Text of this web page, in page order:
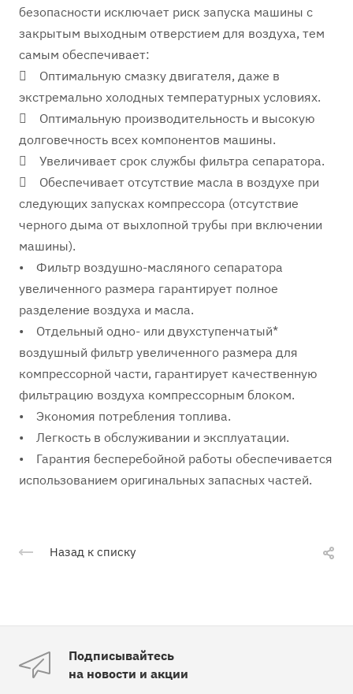
безопасности исключает риск запуска машины с
закрытым выходным отверстием для воздуха, тем
самым обеспечивает:
 Оптимальную смазку двигателя, даже в
экстремально холодных температурных условиях.
 Оптимальную производительность и высокую
долговечность всех компонентов машины.
 Увеличивает срок службы фильтра сепаратора.
 Обеспечивает отсутствие масла в воздухе при
следующих запусках компрессора (отсутствие
черного дыма от выхлопной трубы при включении
машины).
• Фильтр воздушно-масляного сепаратора
увеличенного размера гарантирует полное
разделение воздуха и масла.
• Отдельный одно- или двухступенчатый*
воздушный фильтр увеличенного размера для
компрессорной части, гарантирует качественную
фильтрацию воздуха компрессорным блоком.
• Экономия потребления топлива.
• Легкость в обслуживании и эксплуатации.
• Гарантия бесперебойной работы обеспечивается
использованием оригинальных запасных частей.
Назад к списку
Подписывайтесь
на новости и акции